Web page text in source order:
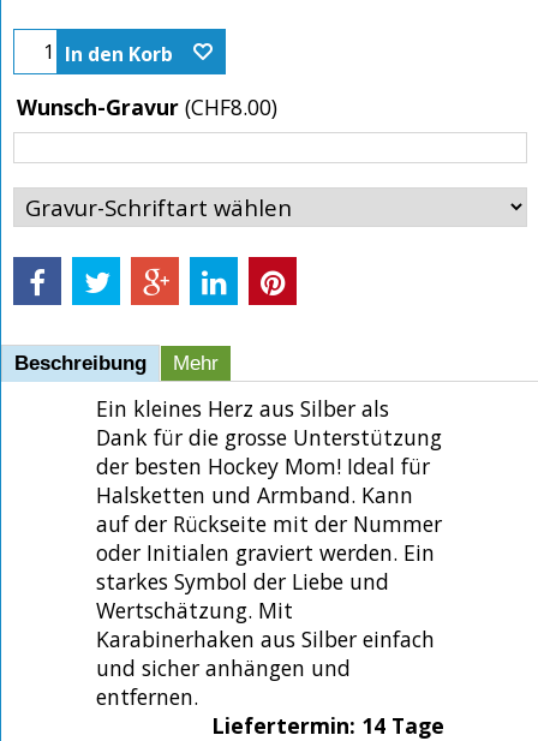
In den Korb
Wunsch-Gravur (CHF8.00)
Beschreibung Mehr
Ein kleines Herz aus Silber als
Dank für die grosse Unterstützung
der besten Hockey Mom! Ideal für
Halsketten und Armband. Kann
auf der Rückseite mit der Nummer
oder Initialen graviert werden. Ein
starkes Symbol der Liebe und
Wertschätzung. Mit
Karabinerhaken aus Silber einfach
und sicher anhängen und
entfernen.
Liefertermin: 14 Tage